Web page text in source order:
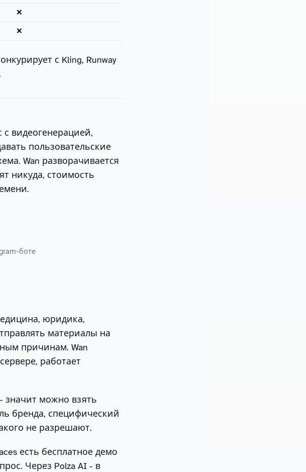
❌
❌
с Kling, Runway
видеогенерацией,
пользовательские
Wan разворачивается
никуда, стоимость
боте
юридика,
материалы на
причинам. Wan
работает
значит можно взять
бренда, специфический
не разрешают.
есть бесплатное демо
Через Polza AI - в